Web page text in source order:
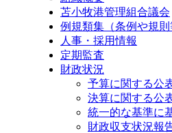
苫小牧港管理組合議会
例規類集（条例や規則
人事・採用情報
定期監査
財政状況
予算に関する公
決算に関する公
統一的な基準に
財政収支状況報